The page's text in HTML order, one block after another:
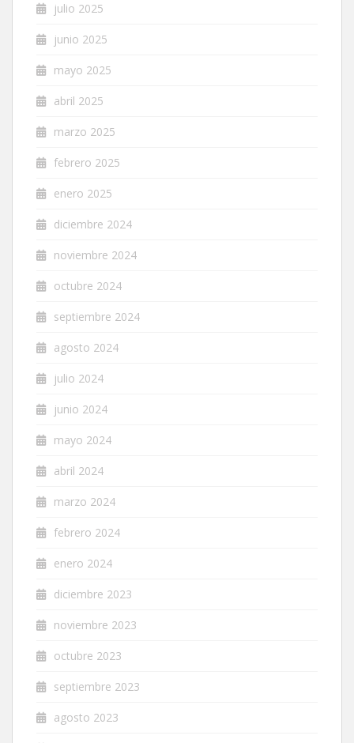
julio 2025
junio 2025
mayo 2025
abril 2025
marzo 2025
febrero 2025
enero 2025
diciembre 2024
noviembre 2024
octubre 2024
septiembre 2024
agosto 2024
julio 2024
junio 2024
mayo 2024
abril 2024
marzo 2024
febrero 2024
enero 2024
diciembre 2023
noviembre 2023
octubre 2023
septiembre 2023
agosto 2023